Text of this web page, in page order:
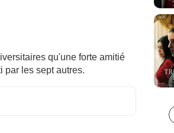
qu'une forte amitié
par les sept autres.